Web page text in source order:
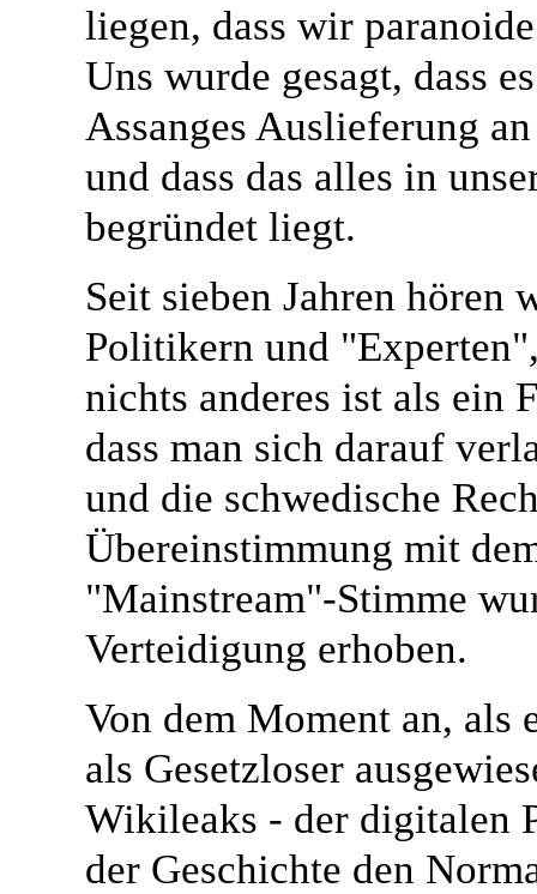
liegen, dass wir
Uns wurde gesagt, dass
Assanges Auslieferung
und dass das alles in
begründet liegt.
Seit sieben Jahren hören
Politikern und
nichts anderes ist als ein
dass man sich darauf
und die schwedische
Übereinstimmung mit
"Mainstream"-Stimme
Verteidigung erhoben.
Von dem Moment an, als
als Gesetzloser
Wikileaks - der digitalen
der Geschichte den